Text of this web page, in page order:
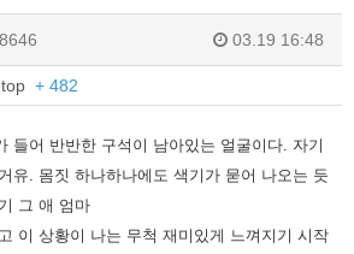
03.19 16:48
+ 482
들어 반반한 구석이 남아있는 얼굴이다. 자기
유. 몸짓 하나하나에도 색기가 묻어 나오는 듯
그 애 엄마
이 상황이 나는 무척 재미있게 느껴지기 시작